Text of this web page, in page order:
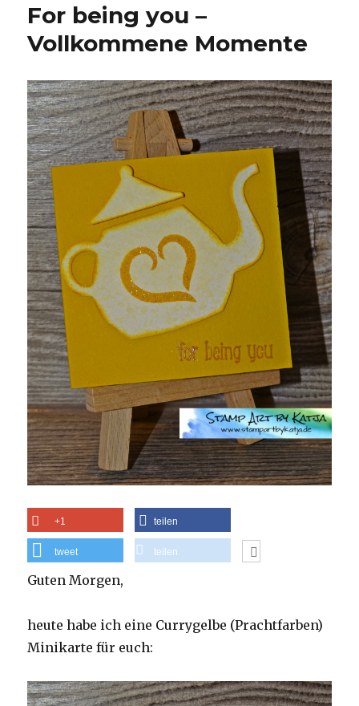
For being you –
Vollkommene Momente
+1 teilen
tweet teilen
Guten Morgen,
heute habe ich eine Currygelbe (Prachtfarben)
Minikarte für euch: